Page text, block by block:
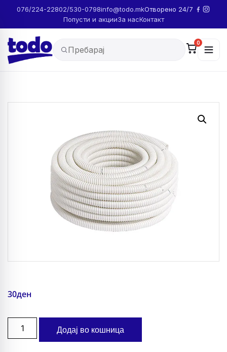
076/224-22802/530-0798info@todo.mkОтворено 24/7
Попусти и акцииЗа насКонтакт
0
30ден
Додај во кошница